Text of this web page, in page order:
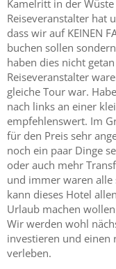
Kamelritt in der
Reiseveranstalter hat
dass wir auf KEINEN
buchen sollen
haben dies nicht
Reiseveranstalter
gleiche Tour war.
nach links an einer
empfehlenswert. Im
für den Preis sehr
noch ein paar Dinge
oder auch mehr
und immer waren
kann dieses Hotel
Urlaub machen
Wir werden wohl
investieren und einen
verleben.